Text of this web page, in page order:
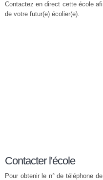
Contactez en direct cette école
de votre futur(e) écolier(e).
Contacter l'école
Pour obtenir le n° de téléphone